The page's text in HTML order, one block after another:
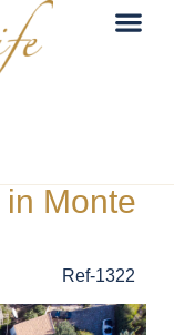
Monte
Ref-1322